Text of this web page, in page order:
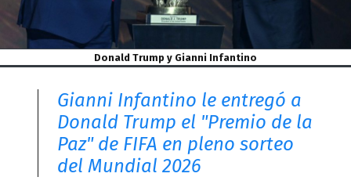
Donald Trump y Gianni Infantino
Gianni Infantino le entregó a
Donald Trump el "Premio de la
Paz" de FIFA en pleno sorteo
del Mundial 2026